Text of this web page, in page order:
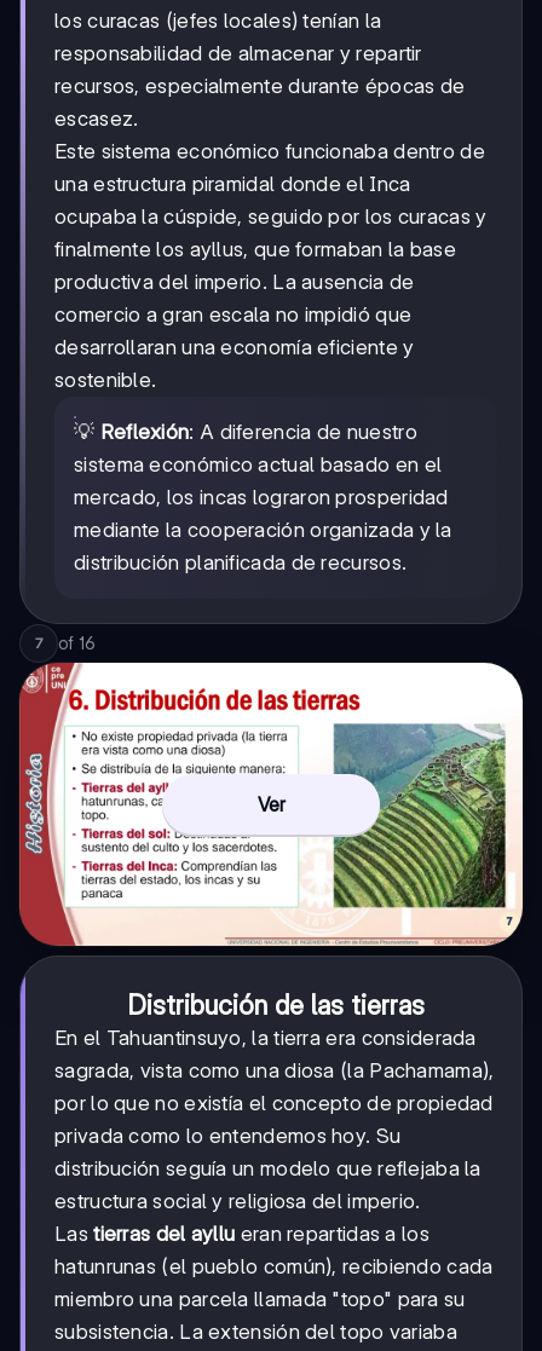
los curacas (jefes locales) tenían la
responsabilidad de almacenar y repartir
recursos, especialmente durante épocas de
escasez.
Este sistema económico funcionaba dentro de
una estructura piramidal donde el Inca
ocupaba la cúspide, seguido por los curacas y
finalmente los ayllus, que formaban la base
productiva del imperio. La ausencia de
comercio a gran escala no impidió que
desarrollaran una economía eficiente y
sostenible.
💡 Reflexión: A diferencia de nuestro
sistema económico actual basado en el
mercado, los incas lograron prosperidad
mediante la cooperación organizada y la
distribución planificada de recursos.
7 of 16
Ver
Distribución de las tierras
En el Tahuantinsuyo, la tierra era considerada
sagrada, vista como una diosa (la Pachamama),
por lo que no existía el concepto de propiedad
privada como lo entendemos hoy. Su
distribución seguía un modelo que reflejaba la
estructura social y religiosa del imperio.
Lastierras del ayllu eran repartidas a los
hatunrunas (el pueblo común), recibiendo cada
miembro una parcela llamada "topo" para su
subsistencia. La extensión del topo variaba